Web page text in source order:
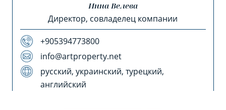
Инна Велева
Директор, совладелец компании
+905394773800
info@artproperty.net
русский, украинский, турецкий,
английский